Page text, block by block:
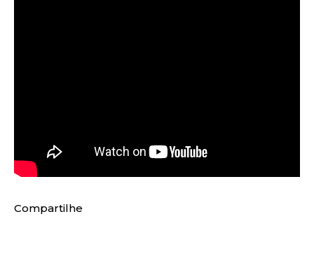
Compartilhe